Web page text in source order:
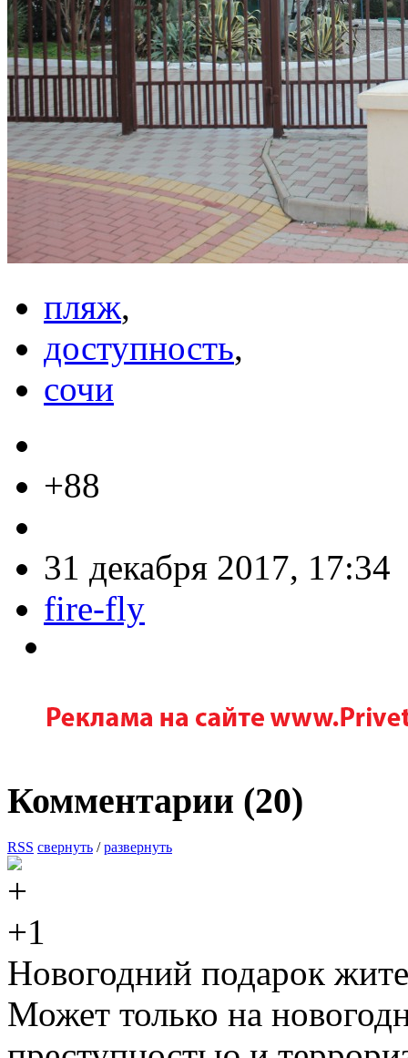
пляж,
доступность,
сочи
+88
31 декабря 2017, 17:34
fire-fly
Комментарии (20)
RSS свернуть /развернуть
+1
Новогодний подарок
Может только на